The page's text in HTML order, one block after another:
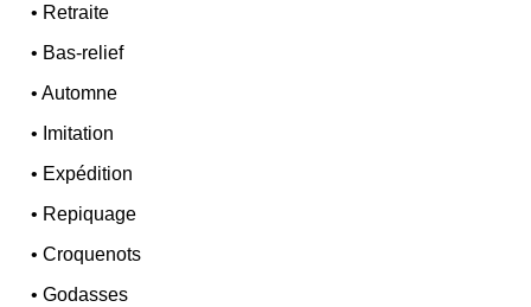
• Retraite
• Bas-relief
•Automne
• Imitation
• Expédition
• Repiquage
•Croquenots
•Godasses